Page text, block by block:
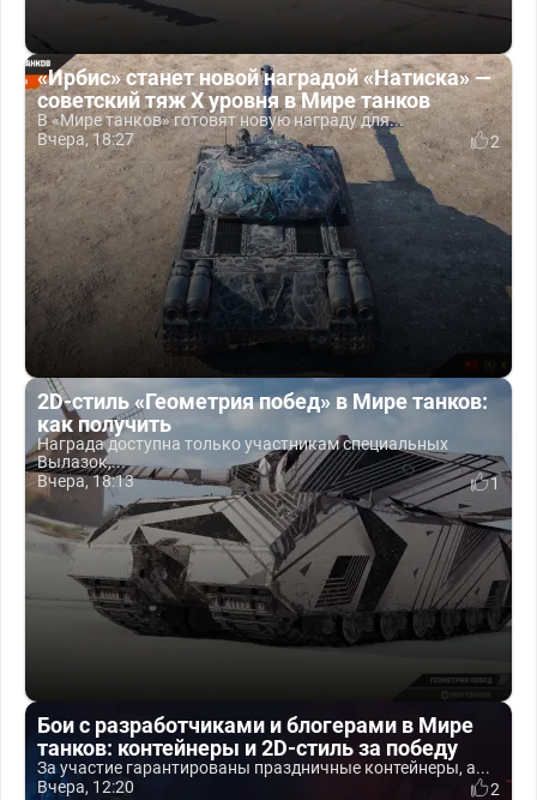
«Ирбис» станет новой наградой «Натиска» —
советский тяж X уровня в Мире танков
В «Мире танков» готовят новую награду для...
Вчера, 18:27
2
2D-стиль «Геометрия побед» в Мире танков:
как получить
Награда доступна только участникам специальных
Вылазок,...
Вчера, 18:13
1
Бои с разработчиками и блогерами в Мире
танков: контейнеры и 2D-стиль за победу
За участие гарантированы праздничные контейнеры, а...
Вчера, 12:20
2